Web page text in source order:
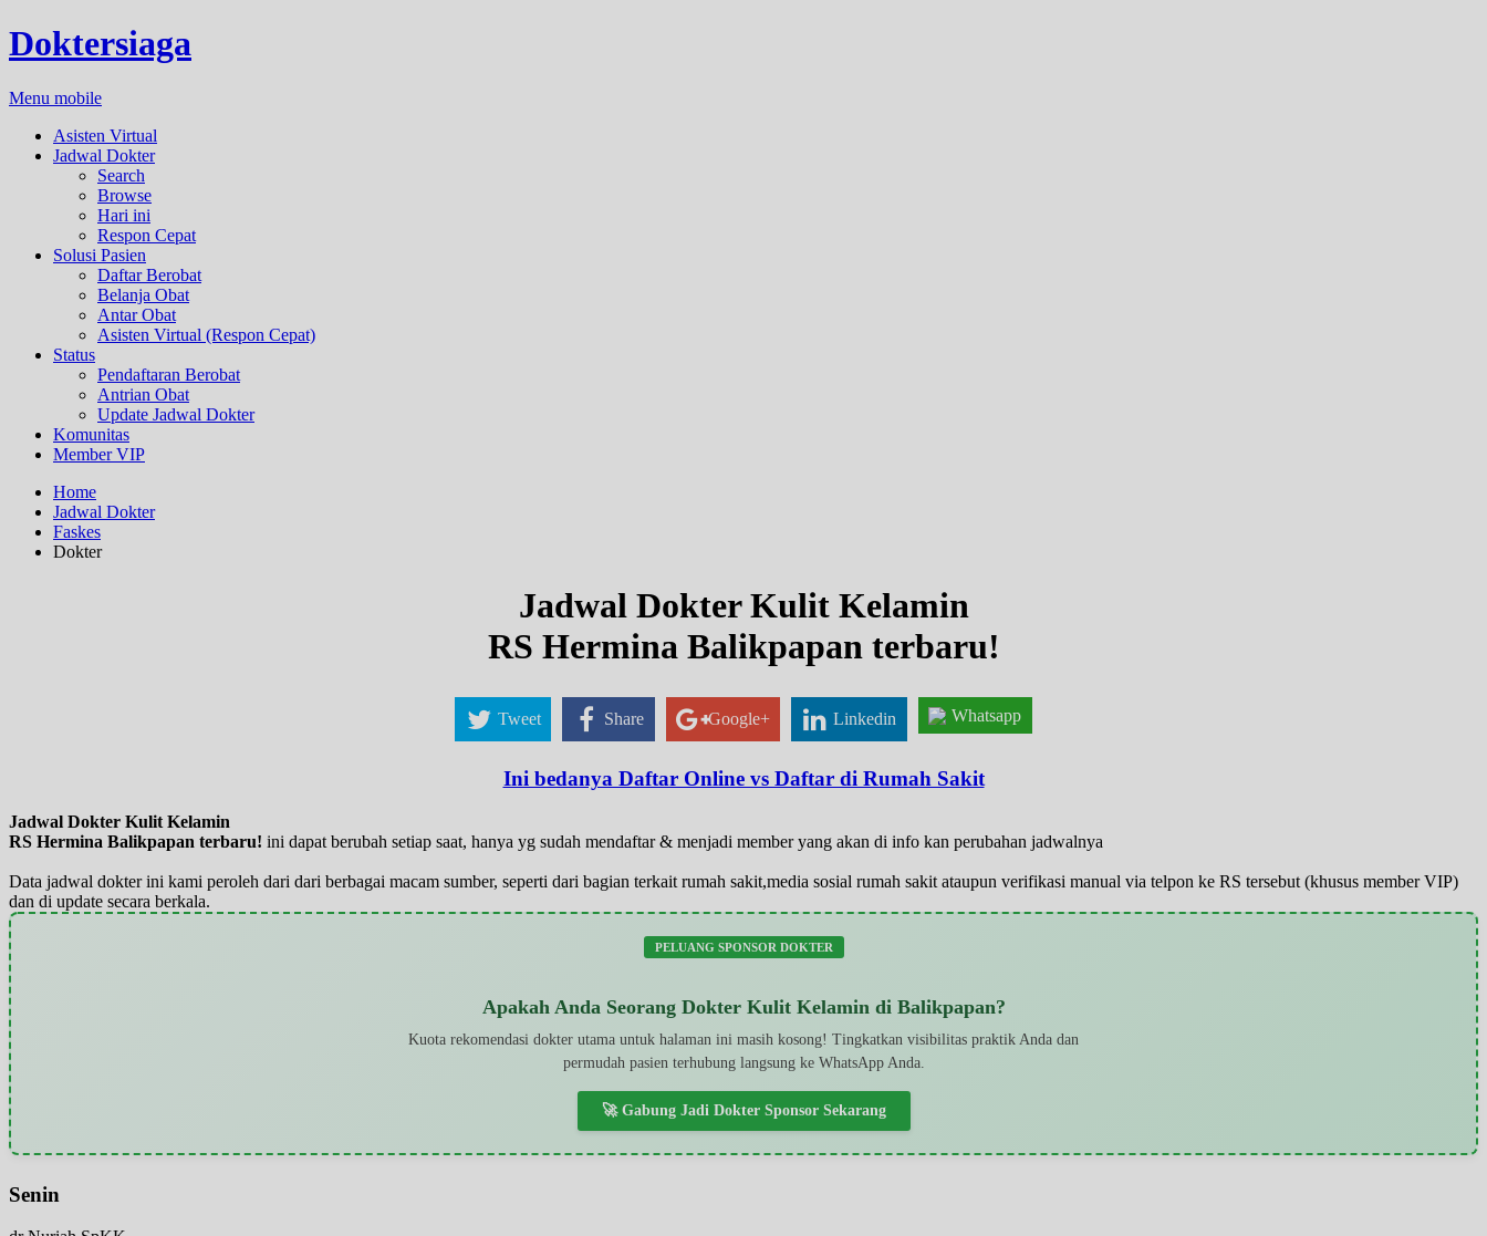
Doktersiaga
Menu mobile
Asisten Virtual
Jadwal Dokter
Search
Browse
Hari ini
Respon Cepat
Solusi Pasien
Daftar Berobat
Belanja Obat
Antar Obat
Asisten Virtual (Respon Cepat)
Status
Pendaftaran Berobat
Antrian Obat
Update Jadwal Dokter
Komunitas
Member VIP
Home
Jadwal Dokter
Faskes
Dokter
Jadwal Dokter Kulit Kelamin
RS Hermina Balikpapan terbaru!
Tweet Share Google+ Linkedin Whatsapp
Ini bedanya Daftar Online vs Daftar di Rumah Sakit
Jadwal Dokter Kulit Kelamin
RS Hermina Balikpapan terbaru! ini dapat berubah setiap saat, hanya yg sudah mendaftar & menjadi member yang akan di info kan perubahan jadwalnya
Data jadwal dokter ini kami peroleh dari dari berbagai macam sumber, seperti dari bagian terkait rumah sakit,media sosial rumah sakit ataupun verifikasi manual via telpon ke RS tersebut (khusus member VIP)
dan di update secara berkala.
PELUANG SPONSOR DOKTER
Apakah Anda Seorang Dokter Kulit Kelamin di Balikpapan?
Kuota rekomendasi dokter utama untuk halaman ini masih kosong! Tingkatkan visibilitas praktik Anda dan
permudah pasien terhubung langsung ke WhatsApp Anda.
🚀 Gabung Jadi Dokter Sponsor Sekarang
Senin